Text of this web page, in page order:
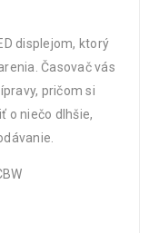
displejom, ktorý
Časovač vás
pričom si
o niečo dlhšie,